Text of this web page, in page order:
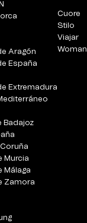
Aragón
España
Extremadura
Badajoz
Murcia
Málaga
Zamora
Cuore
Stilo
Viajar
Woman